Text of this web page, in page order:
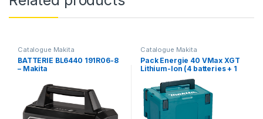
Catalogue Makita
BATTERIE BL6440 191R06-8
– Makita
Catalogue Makita
Pack Énergie 40 VMax XGT
Lithium-Ion (4 batteries + 1
MAKPAC 1910A8-3 – Makita